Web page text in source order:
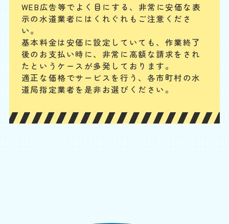
配管やパイプから水漏れ
基本料
3,000 円 W
EB
限
定
割
引
作業費
3,850 円
部品代
0
合計 3,850
配管継ぎ目のナット緩みや配管内パッキンの劣化などが原因の場合が多
いです。パイプの破損や分かりにくい細かなひび割れの場合もあります
ます。
WEB広告等でよく目にする、非常に安価な表
示の水道業者にはくれぐれもご注意くださ
い。
基本料金は安価に設定していても、作業終了
後のお支払い時に、 非常に高額な請求をされ
たというケースが多発しております。
適正な価格でサービスを行う、各市町村の水
道局指定業者を是非お選びください。